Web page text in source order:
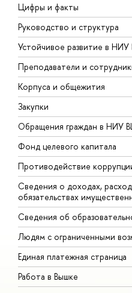
Цифры и факты
Руководство и структура
Устойчивое развитие в
Преподаватели и
Корпуса и общежития
Закупки
Обращения граждан в НИУ
Фонд целевого капитала
Противодействие
Сведения о доходах,
обязательствах
Сведения об
Людям с ограниченными
Единая платежная страница
Работа в Вышке